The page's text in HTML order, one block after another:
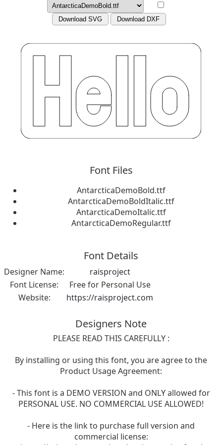
Download SVG Download DXF
Font Files
AntarcticaDemoBold.ttf
AntarcticaDemoBoldItalic.ttf
AntarcticaDemoItalic.ttf
AntarcticaDemoRegular.ttf
Font Details
Designer Name:
raisproject
Font License:
Free for Personal Use
Website:
https://raisproject.com
Designers Note
PLEASE READ THIS CAREFULLY :
By installing or using this font, you are agree to the
Product Usage Agreement:
- This font is a DEMO VERSION and ONLY allowed for
PERSONAL USE. NO COMMERCIAL USE ALLOWED!
- Here is the link to purchase full version and
commercial license: